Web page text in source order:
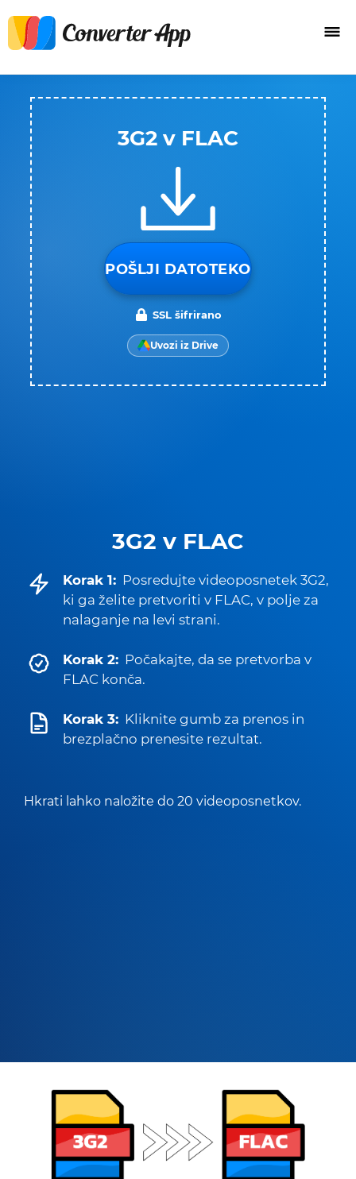
3G2 v FLAC
Korak 1: Posredujte videoposnetek 3G2,
ki ga želite pretvoriti v FLAC, v polje za
nalaganje na levi strani.
Korak 2: Počakajte, da se pretvorba v
FLAC konča.
Korak 3: Kliknite gumb za prenos in
brezplačno prenesite rezultat.
Hkrati lahko naložite do 20 videoposnetkov.
3G2 v FLAC
POŠLJI DATOTEKO
SSL šifrirano
Uvozi iz Drive